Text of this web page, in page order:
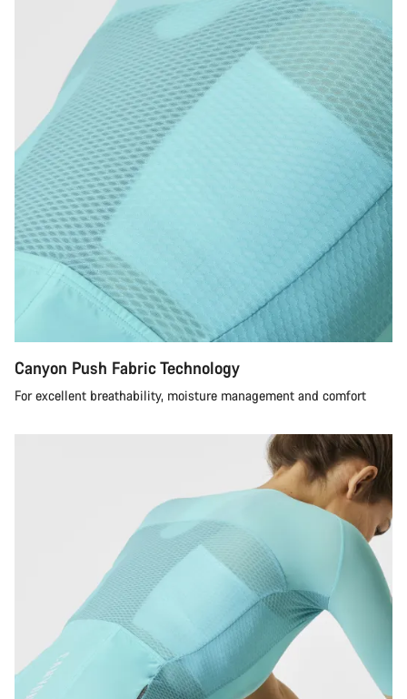
Canyon Push Fabric Technology
For excellent breathability, moisture management and comfort